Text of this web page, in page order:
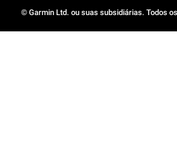
© Garmin Ltd. ou suas subsidiárias. Todos